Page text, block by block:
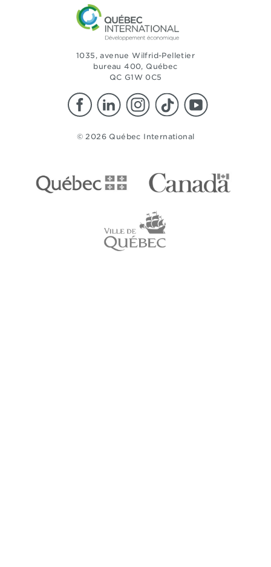
1035, avenue Wilfrid-Pelletier
bureau 400, Québec
QC G1W 0C5
© 2026 Québec International